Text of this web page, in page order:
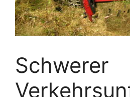
Schwerer